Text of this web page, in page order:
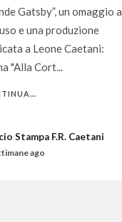
Gatsby”, un omaggio a
e una produzione
a Leone Caetani:
"Alla Cort...
Stampa F.R. Caetani
ago